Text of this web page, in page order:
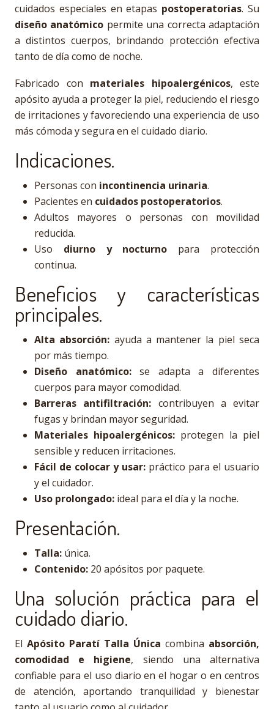
cuidados especiales en etapas postoperatorias. Su
diseño anatómico permite una correcta adaptación
a distintos cuerpos, brindando protección efectiva
tanto de día como de noche.
Fabricado con materiales hipoalergénicos, este
apósito ayuda a proteger la piel, reduciendo el riesgo
de irritaciones y favoreciendo una experiencia de uso
más cómoda y segura en el cuidado diario.
Indicaciones.
Personas con incontinencia urinaria.
Pacientes en cuidados postoperatorios.
Adultos mayores o personas con movilidad
reducida.
Uso diurno y nocturno para protección
continua.
Beneficios y características
principales.
Alta absorción: ayuda a mantener la piel seca
por más tiempo.
Diseño anatómico:se adapta a diferentes
cuerpos para mayor comodidad.
Barreras antifiltración: contribuyen a evitar
fugas y brindan mayor seguridad.
Materiales hipoalergénicos: protegen la piel
sensible y reducen irritaciones.
Fácil de colocar y usar: práctico para el usuario
y el cuidador.
Uso prolongado: ideal para el día y la noche.
Presentación.
Talla: única.
Contenido: 20 apósitos por paquete.
Una solución práctica para el
cuidado diario.
El Apósito Paratí Talla Única combina absorción,
comodidad e higiene, siendo una alternativa
confiable para el uso diario en el hogar o en centros
de atención, aportando tranquilidad y bienestar